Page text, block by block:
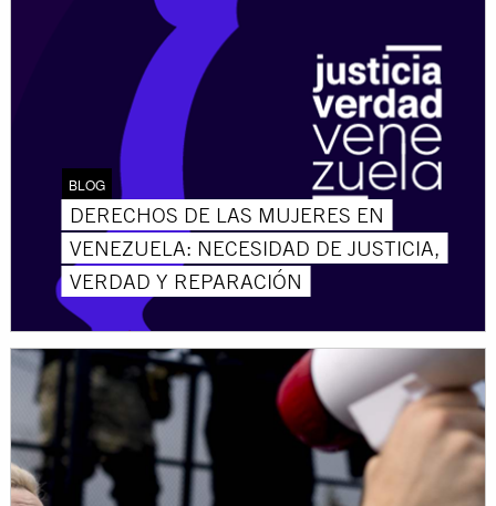
BLOG
DERECHOS DE LAS MUJERES EN
VENEZUELA: NECESIDAD DE JUSTICIA,
VERDAD Y REPARACIÓN